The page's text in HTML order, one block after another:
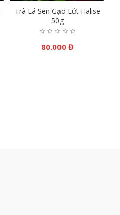
Trà Lá Sen Gạo Lứt Halise
50g
80.000 Đ